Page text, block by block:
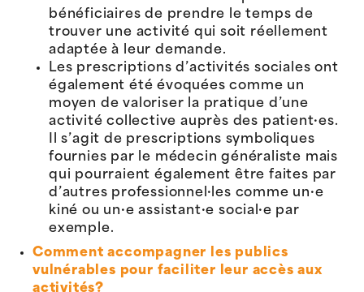
bénéficiaires de prendre le temps de
trouver une activité qui soit réellement
adaptée à leur demande.
Les prescriptions d’activités sociales ont
également été évoquées comme un
moyen de valoriser la pratique d’une
activité collective auprès des patient·es.
Il s’agit de prescriptions symboliques
fournies par le médecin généraliste mais
qui pourraient également être faites par
d’autres professionnel·les comme un·e
kiné ou un·e assistant·e social·e par
exemple.
Comment accompagner les publics
vulnérables pour faciliter leur accès aux
activités?